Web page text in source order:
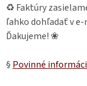
♻ Faktúry
ľahko dohľadať v
Ďakujeme! ❀
§ Povinné